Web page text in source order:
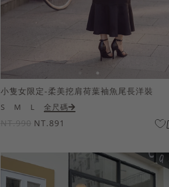
小隻女限定-柔美挖肩荷葉袖魚尾長洋裝
S M L 全尺碼
NT.990 NT.891